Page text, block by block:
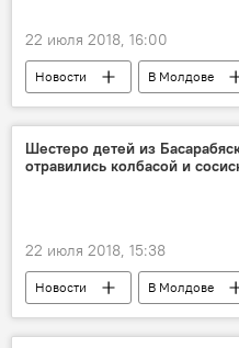
22 июля 2018, 16:00
Новости В Молдове
Сказано в эфире
Елена Ковалева
отпуск
Шестеро детей из
отравились колбасой и
22 июля 2018, 15:38
Новости
В Молдове
Происшествия